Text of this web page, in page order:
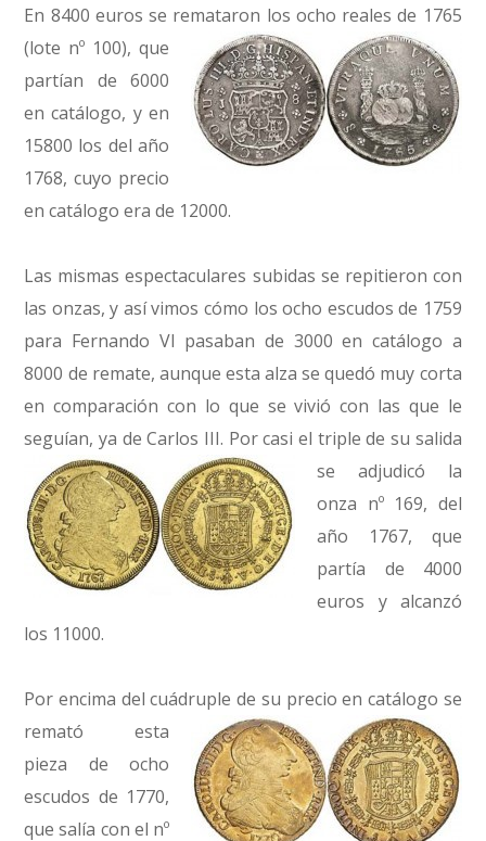
En 8400 euros se remataron los ocho reales de 1765
(lote nº 100), que
partían de 6000
en catálogo, y en
15800 los del año
1768, cuyo precio
en catálogo era de 12000.
Las mismas espectaculares subidas se repitieron con
las onzas, y así vimos cómo los ocho escudos de 1759
para Fernando VI pasaban de 3000 en catálogo a
8000 de remate, aunque esta alza se quedó muy corta
en comparación con lo que se vivió con las que le
seguían, ya de Carlos III. Por casi el triple de su salida
se adjudicó la
onza nº 169, del
año 1767, que
partía de 4000
euros y alcanzó
los 11000.
Por encima del cuádruple de su precioen catálogo se
remató esta
pieza de ocho
escudos de 1770,
que salía con el nº